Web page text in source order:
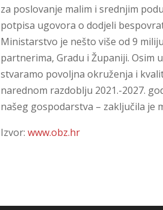
za poslovanje malim i srednjim
potpisa ugovora o dodjeli
Ministarstvo je nešto više od 9
partnerima, Gradu i Županiji.
stvaramo povoljna okruženja i
narednom razdoblju 2021.-2027.
našeg gospodarstva – zaključila je
Izvor:www.obz.hr